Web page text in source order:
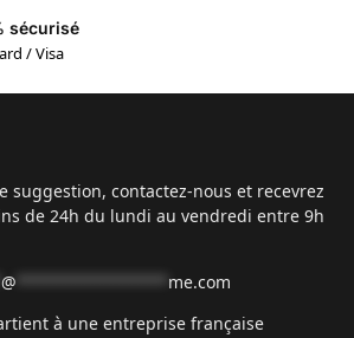
sécurisé
/ Visa
suggestion, contactez-nous et recevrez
de 24h du lundi au vendredi entre 9h
@
me.com
à une entreprise française